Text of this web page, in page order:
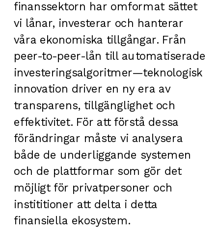
finanssektorn har omformat sättet
vi lånar, investerar och hanterar
våra ekonomiska tillgångar. Från
peer-to-peer-lån till automatiserade
investeringsalgoritmer—teknologisk
innovation driver en ny era av
transparens, tillgänglighet och
effektivitet. För att förstå dessa
förändringar måste vi analysera
både de underliggande systemen
och de plattformar som gör det
möjligt för privatpersoner och
instititioner att delta i detta
finansiella ekosystem.